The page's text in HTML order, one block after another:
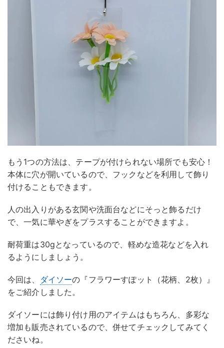
もう1つの方法は、テープが付けられない場所でも安心！
本体に穴が開いているので、フックなどを利用して飾り
付けることもできます。
人の出入りがある玄関や洗面台などにそっと飾るだけ
で、一気に華やぎをプラスすることができますよ。
耐荷重は30gとなっているので、軽めな造花などを入れ
るようにしましょう。
今回は、 ダイソーの『フラワーすぽット（花柄、2枚）』
をご紹介しました。
ダイソーには飾り付け用のアイテムはもちろん、多彩な
増加も販売されているので、併せてチェックしてみてく
ださいね。